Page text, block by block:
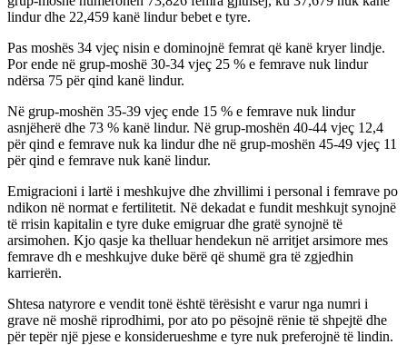
lindur dhe 22,459 kanë lindur bebet e tyre.
Pas moshës 34 vjeç nisin e dominojnë femrat që kanë kryer lindje.
Por ende në grup-moshë 30-34 vjeç 25 % e femrave nuk lindur
ndërsa 75 për qind kanë lindur.
Në grup-moshën 35-39 vjeç ende 15 % e femrave nuk lindur
asnjëherë dhe 73 % kanë lindur. Në grup-moshën 40-44 vjeç 12,4
për qind e femrave nuk ka lindur dhe në grup-moshën 45-49 vjeç 11
për qind e femrave nuk kanë lindur.
Emigracioni i lartë i meshkujve dhe zhvillimi i personal i femrave po
ndikon në normat e fertilitetit. Në dekadat e fundit meshkujt synojnë
të rrisin kapitalin e tyre duke emigruar dhe gratë synojnë të
arsimohen. Kjo qasje ka thelluar hendekun në arritjet arsimore mes
femrave dh e meshkujve duke bërë që shumë gra të zgjedhin
karrierën.
Shtesa natyrore e vendit tonë është tërësisht e varur nga numri i
grave në moshë riprodhimi, por ato po pësojnë rënie të shpejtë dhe
për tepër një pjese e konsiderueshme e tyre nuk preferojnë të lindin.